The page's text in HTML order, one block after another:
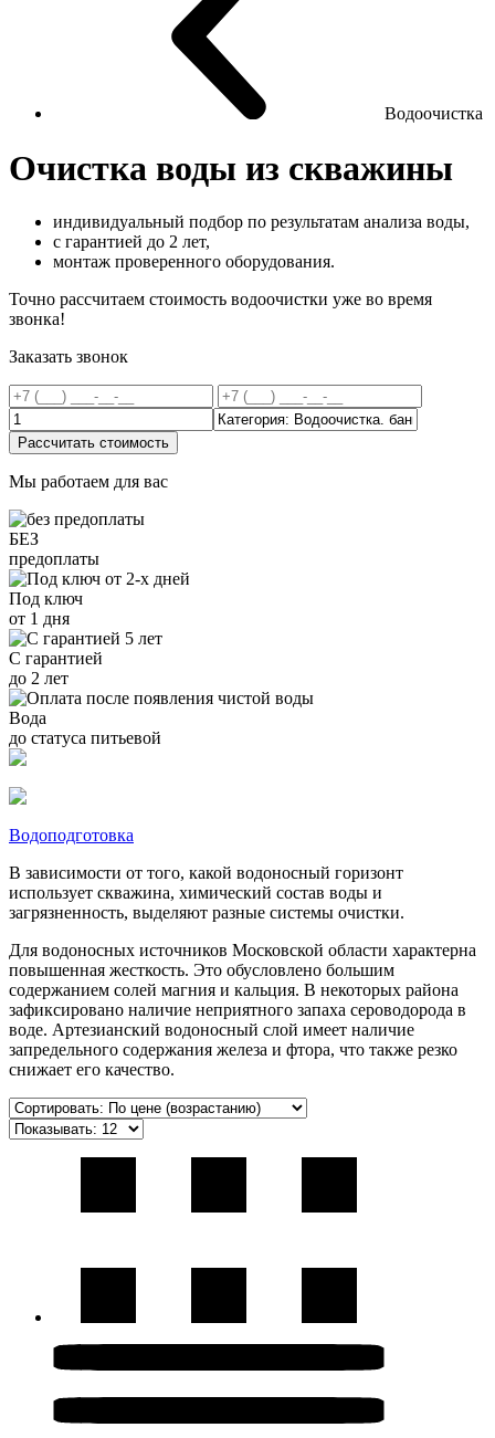
Водоочистка
Очистка воды из скважины
индивидуальный подбор по результатам анализа воды,
с гарантией до 2 лет,
монтаж проверенного оборудования.
Точно рассчитаем стоимость водоочистки уже во время
звонка!
Заказать звонок
Рассчитать стоимость
Мы работаем для вас
БЕЗ
предоплаты
Под ключ
от 1 дня
С гарантией
до 2 лет
Вода
до статуса питьевой
Водоподготовка
В зависимости от того, какой водоносный горизонт
использует скважина, химический состав воды и
загрязненность, выделяют разные системы очистки.
Для водоносных источников Московской области характерна
повышенная жесткость. Это обусловлено большим
содержанием солей магния и кальция. В некоторых района
зафиксировано наличие неприятного запаха сероводорода в
воде. Артезианский водоносный слой имеет наличие
запредельного содержания железа и фтора, что также резко
снижает его качество.